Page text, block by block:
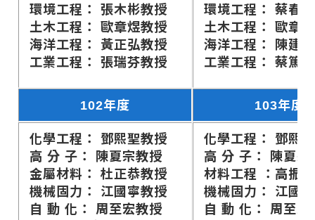
環境工程： 張木彬教授
土木工程： 歐章煜教授
海洋工程： 黃正弘教授
工業工程： 張瑞芬教授
環境工程： 蔡春
土木工程： 歐章
海洋工程： 陳建
工業工程： 蔡篤
102年度 103年度
化學工程： 鄧熙聖教授
高 分 子： 陳夏宗教授
金屬材料： 杜正恭教授
機械固力： 江國寧教授
自 動 化： 周至宏教授
化學工程： 鄧熙
高 分 子： 陳夏宗
材料工程 ：高振
機械固力： 江國
自 動 化： 周至宏